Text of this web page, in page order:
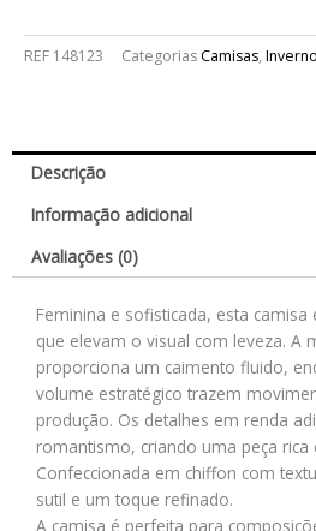
REF 148123 Categorias Camisas,
Descrição
Informação adicional
Avaliações (0)
Feminina e sofisticada, esta camisa
que elevam o visual com leveza. A
proporciona um caimento fluido,
volume estratégico trazem
produção. Os detalhes em renda
romantismo, criando uma peça rica
Confeccionada em chiffon com
sutil e um toque refinado.
A camisa é perfeita para